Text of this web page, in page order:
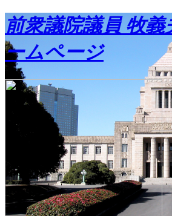
前衆議院議員 牧義
ームページ